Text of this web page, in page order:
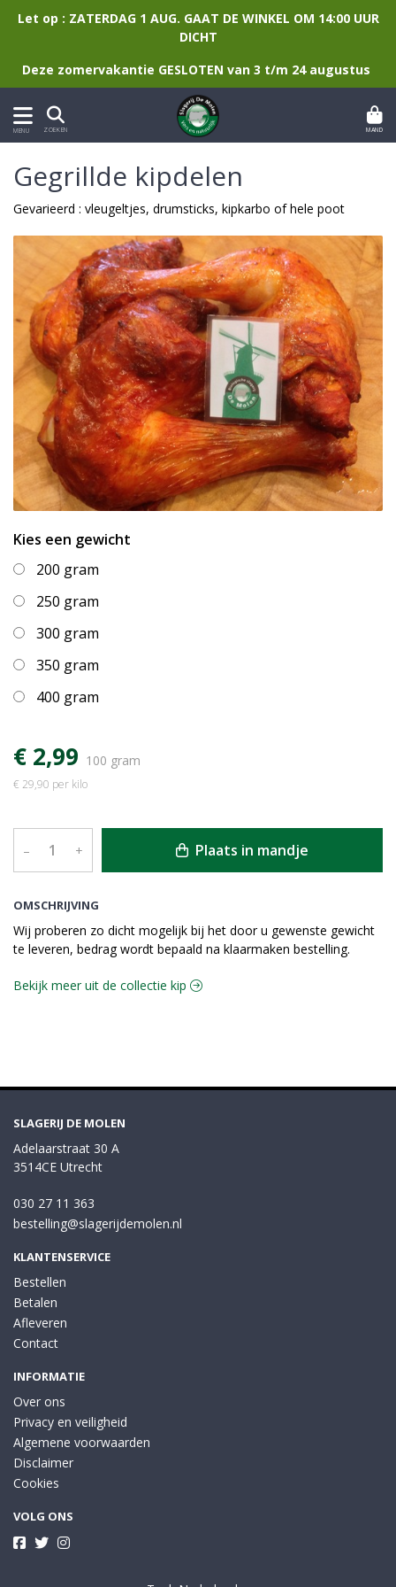
Let op : ZATERDAG 1 AUG. GAAT DE WINKEL OM 14:00 UUR
DICHT
Deze zomervakantie GESLOTEN van 3 t/m 24 augustus
MENU ZOEKEN MAND
OMSCHRIJVING
Wij proberen zo dicht mogelijk bij het door u gewenste gewicht
te leveren, bedrag wordt bepaald na klaarmaken bestelling.
Gegrillde kipdelen
Gevarieerd : vleugeltjes, drumsticks, kipkarbo of hele poot
Kies een gewicht
200 gram
250 gram
300 gram
350 gram
400 gram
€ 2,99 100 gram
€ 29,90 per kilo
– + Plaats in mandje
Bekijk meer uit de collectie kip
SLAGERIJ DE MOLEN
Adelaarstraat 30 A
3514CE Utrecht
030 27 11 363
bestelling@slagerijdemolen.nl
KLANTENSERVICE
Bestellen
Betalen
Afleveren
Contact
INFORMATIE
Over ons
Privacy en veiligheid
Algemene voorwaarden
Disclaimer
Cookies
VOLG ONS